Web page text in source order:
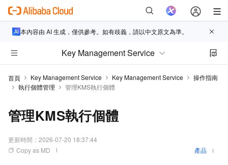
本內容由 AI 生成，僅供參考。如有歧義，請以中文原文為準。
Key Management Service
首頁 Key Management Service Key Management Service
操作指南
執行個體管理
管理KMS執行個體
管理KMS執行個體
更新時間： 2026-07-20 18:37:44
Copy as MD
產品